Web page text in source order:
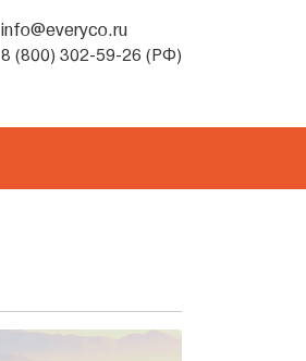
info@everyco.ru
8 (800) 302-59-26 (РФ)